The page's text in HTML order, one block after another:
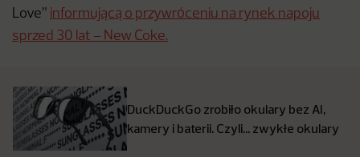
Love” informującą o przywróceniu na rynek napoju
sprzed 30 lat – New Coke.
DuckDuckGo zrobiło okulary bez AI,
kamery i baterii. Czyli… zwykłe okulary